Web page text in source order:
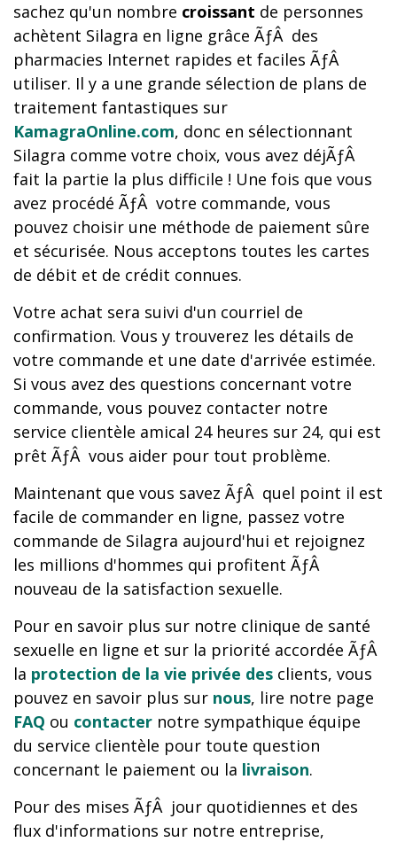
sachez qu'un nombre croissant de personnes
achètent Silagra en ligne grâce ÃƒÂ des
pharmacies Internet rapides et faciles ÃƒÂ
utiliser. Il y a une grande sélection de plans de
traitement fantastiques sur
KamagraOnline.com, donc en sélectionnant
Silagra comme votre choix, vous avez déjÃƒÂ
fait la partie la plus difficile ! Une fois que vous
avez procédé ÃƒÂ votre commande, vous
pouvez choisir une méthode de paiement sûre
et sécurisée. Nous acceptons toutes les cartes
de débit et de crédit connues.
Votre achat sera suivi d'un courriel de
confirmation. Vous y trouverez les détails de
votre commande et une date d'arrivée estimée.
Si vous avez des questions concernant votre
commande, vous pouvez contacter notre
service clientèle amical 24 heures sur 24, qui est
prêt ÃƒÂ vous aider pour tout problème.
Maintenant que vous savez ÃƒÂ quel point il est
facile de commander en ligne, passez votre
commande de Silagra aujourd'hui et rejoignez
les millions d'hommes qui profitent ÃƒÂ
nouveau de la satisfaction sexuelle.
Pour en savoir plus sur notre clinique de santé
sexuelle en ligne et sur la priorité accordée ÃƒÂ
la protection de la vie privée des clients, vous
pouvez en savoir plus sur nous, lire notre page
FAQ ou contacter notre sympathique équipe
du service clientèle pour toute question
concernant le paiement ou la livraison.
Pour des mises ÃƒÂ jour quotidiennes et des
flux d'informations sur notre entreprise,